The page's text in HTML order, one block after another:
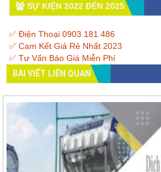
SỰ KIỆN 2022 ĐẾN 2025
✅ Điện Thoại 0903.181.486
✅ Cam Kết Giá Rẻ Nhất 2023
✅ Tư Vấn Báo Giá Miễn Phí
BÀI VIẾT LIÊN QUAN